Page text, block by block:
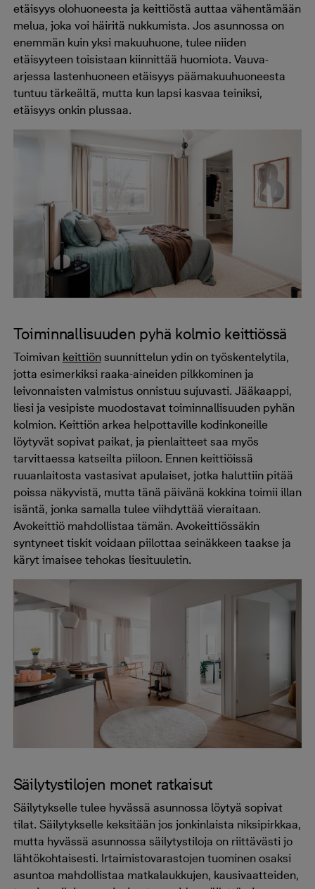
etäisyys olohuoneesta ja keittiöstä auttaa vähentämään
melua, joka voi häiritä nukkumista. Jos asunnossa on
enemmän kuin yksi makuuhuone, tulee niiden
etäisyyteen toisistaan kiinnittää huomiota. Vauva-
arjessa lastenhuoneen etäisyys päämakuuhuoneesta
tuntuu tärkeältä, mutta kun lapsi kasvaa teiniksi,
etäisyys onkin plussaa.
Toiminnallisuuden pyhä kolmio keittiössä
Toimivan keittiönsuunnittelun ydin on työskentelytila,
jotta esimerkiksi raaka-aineiden pilkkominen ja
leivonnaisten valmistus onnistuu sujuvasti. Jääkaappi,
liesi ja vesipiste muodostavat toiminnallisuuden pyhän
kolmion. Keittiön arkea helpottaville kodinkoneille
löytyvät sopivat paikat, ja pienlaitteet saa myös
tarvittaessa katseilta piiloon. Ennen keittiöissä
ruuanlaitosta vastasivat apulaiset, jotka haluttiin pitää
poissa näkyvistä, mutta tänä päivänä kokkina toimii illan
isäntä, jonka samalla tulee viihdyttää vieraitaan.
Avokeittiö mahdollistaa tämän. Avokeittiössäkin
syntyneet tiskit voidaan piilottaa seinäkkeen taakse ja
käryt imaisee tehokas liesituuletin.
Säilytystilojen monet ratkaisut
Säilytykselle tulee hyvässä asunnossa löytyä sopivat
tilat. Säilytykselle keksitään jos jonkinlaista niksipirkkaa,
mutta hyvässä asunnossa säilytystiloja on riittävästi jo
lähtökohtaisesti. Irtaimistovarastojen tuominen osaksi
asuntoa mahdollistaa matkalaukkujen, kausivaatteiden,